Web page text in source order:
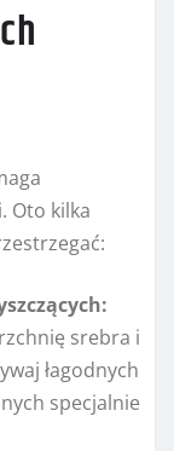
Oto kilka
srebra i
łagodnych
specjalnie